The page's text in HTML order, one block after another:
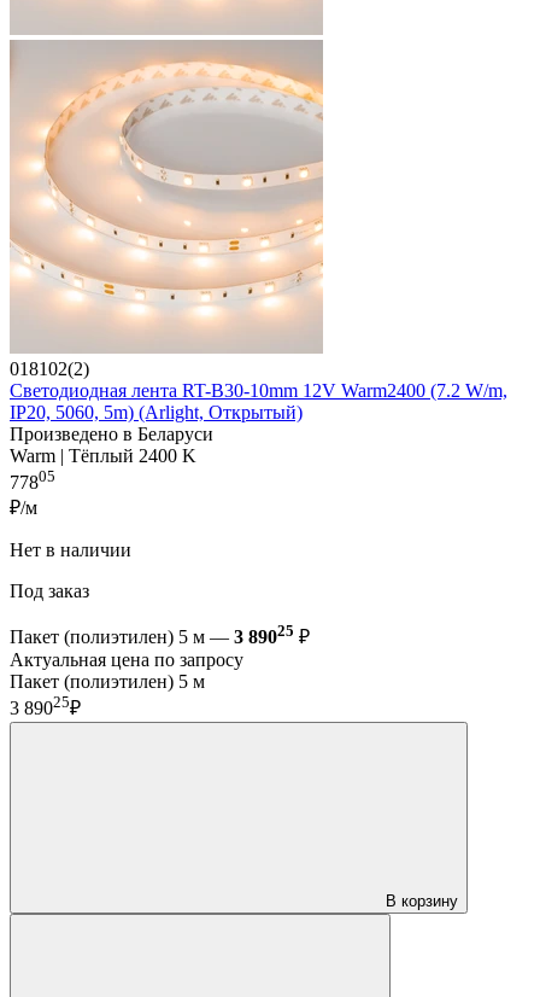
018102(2)
Светодиодная лента RT-B30-10mm 12V Warm2400 (7.2 W/m,
IP20, 5060, 5m) (Arlight, Открытый)
Произведено в Беларуси
Warm | Тёплый 2400 K
77805
₽/м
Нет в наличии
Под заказ
Пакет (полиэтилен) 5 м — 3 89025 ₽
Актуальная цена по запросу
Пакет (полиэтилен) 5 м
3 89025₽
В корзину